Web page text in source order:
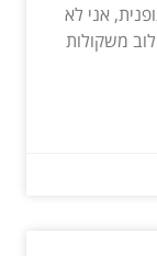
אני לא
משקולות